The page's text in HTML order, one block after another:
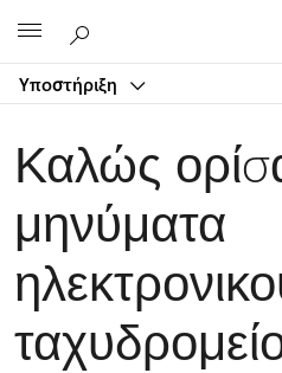
Υποστήριξη
Καλώς
μηνύματα